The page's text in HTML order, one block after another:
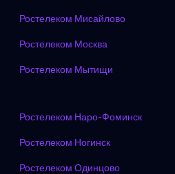
Ростелеком Мисайлово
Ростелеком Москва
Ростелеком Мытищи
Ростелеком Наро-Фоминск
Ростелеком Ногинск
Ростелеком Одинцово